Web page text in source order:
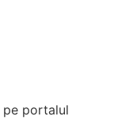
portalul